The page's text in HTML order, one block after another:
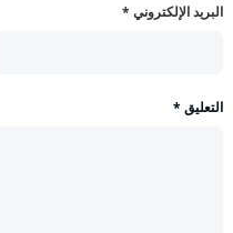
البريد الإلكتروني *
التعليق *